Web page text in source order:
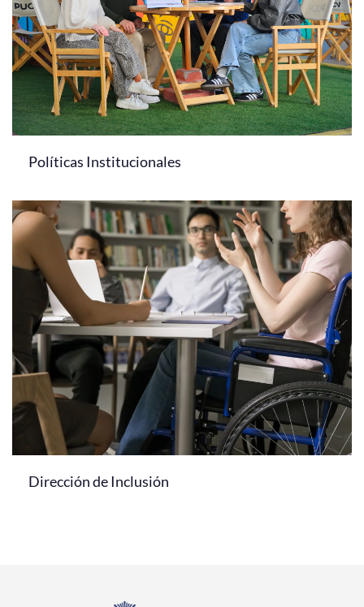
Políticas Institucionales
Dirección de Inclusión